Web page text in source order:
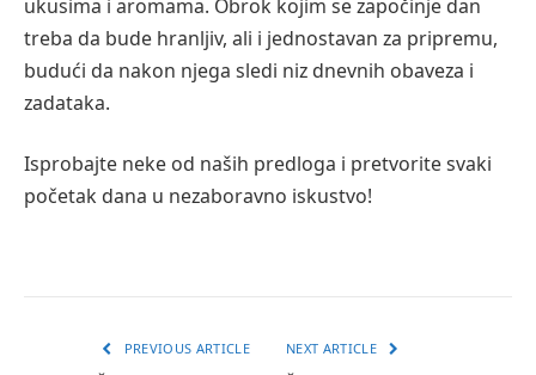
ukusima i aromama. Obrok kojim se započinje dan
treba da bude hranljiv, ali i jednostavan za pripremu,
budući da nakon njega sledi niz dnevnih obaveza i
zadataka.
Isprobajte neke od naših predloga i pretvorite svaki
početak dana u nezaboravno iskustvo!
PREVIOUS ARTICLE NEXT ARTICLE